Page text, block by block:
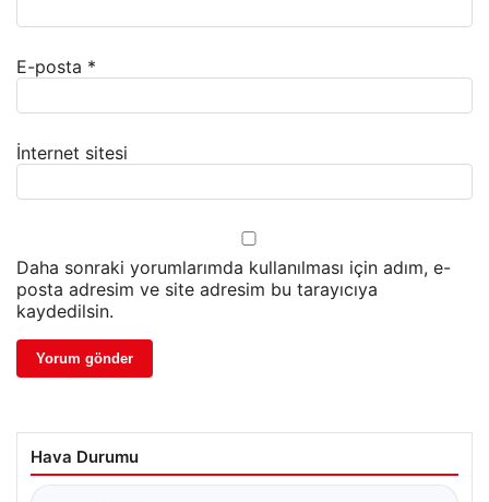
E-posta *
İnternet sitesi
Daha sonraki yorumlarımda kullanılması için adım, e-
posta adresim ve site adresim bu tarayıcıya
kaydedilsin.
Hava Durumu